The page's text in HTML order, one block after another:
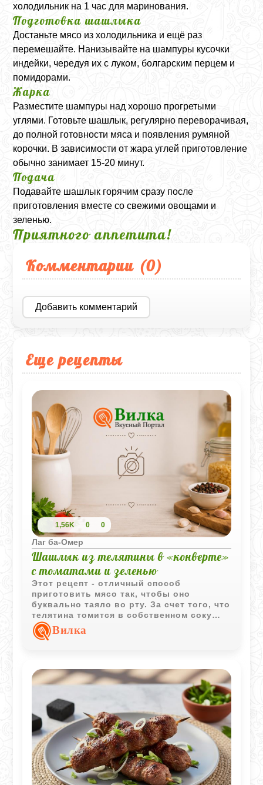
холодильник на 1 час для маринования.
Подготовка шашлыка
Достаньте мясо из холодильника и ещё раз
перемешайте. Нанизывайте на шампуры кусочки
индейки, чередуя их с луком, болгарским перцем и
помидорами.
Жарка
Разместите шампуры над хорошо прогретыми
углями. Готовьте шашлык, регулярно переворачивая,
до полной готовности мяса и появления румяной
корочки. В зависимости от жара углей приготовление
обычно занимает 15-20 минут.
Подача
Подавайте шашлык горячим сразу после
приготовления вместе со свежими овощами и
зеленью.
Приятного аппетита!
Комментарии (0)
Добавить комментарий
Еще рецепты
1,56K 0 0
Лаг ба-Омер
Шашлык из телятины в «конверте»
с томатами и зеленью
Этот рецепт - отличный способ
приготовить мясо так, чтобы оно
буквально таяло во рту. За счет того, что
телятина томится в собственном соку
вместе с помидорами и луком внутри
бумажного пакета, все ароматы остаются
пряное блюдо, которое пропитывается
овощными соками.
Вилка